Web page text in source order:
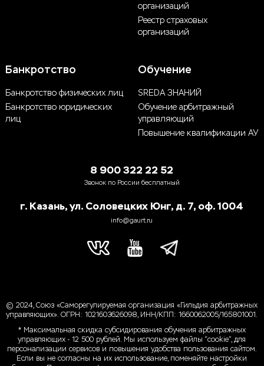
организаций
Реестр страховых
организаций
Банкротство
Банкротство физических лиц
Банкротство юридических
лиц
Обучение
SREDA ЗНАНИЙ
Обучение арбитражный
управляющий
Повышение квалификации АУ
8 900 322 22 52
Звонок по России бесплатный
г. Казань, ул. Соловецких Юнг, д. 7, оф. 1004
info@gaurt.ru
© 2024, Союз «Саморегулируемая организация «Гильдия арбитражных
управляющих». ОГРН: 1021603626098, ИНН/КПП: 1660062005/165801001.
* Максимальная скидка субсидирования обучения арбитражных
управляющих - 12 500 рублей. Мы используем файлы “cookie”, для
персонализации сервисов и повышения удобства пользования сайтом.
Если вы не согласны на их использование, поменяйте настройки